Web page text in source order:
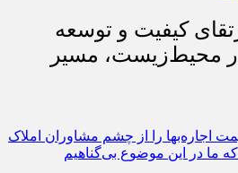
کیفیت و توسعه
محیط‌زیست، مسیر